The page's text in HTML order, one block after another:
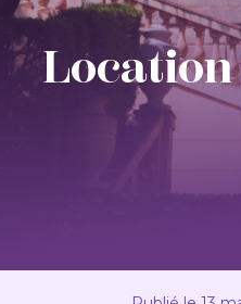
Location